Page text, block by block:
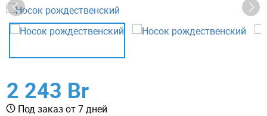
2 243 Br
Под заказ от 7 дней